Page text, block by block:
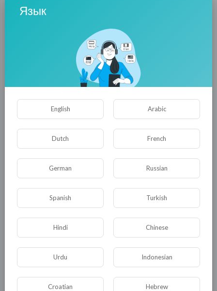
городах. Возможно, больше гостей
будет в Ленобласти, где таких
ограничений на Новый год нет.
Powered by Froala Editor
Опубликовать
Комментариев нет
Язык
English Arabic
Dutch French
German Russian
Spanish Turkish
Hindi Chinese
Urdu Indonesian
Croatian Hebrew